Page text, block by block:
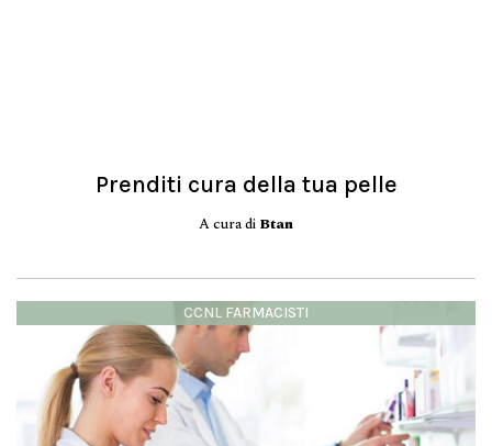
Prenditi cura della tua pelle
A cura di Btan
CCNL FARMACISTI